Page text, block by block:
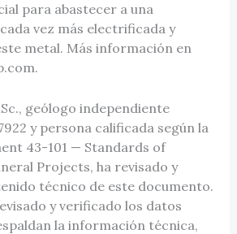
para abastecer a una
vez más electrificada y
metal. Más información en
geólogo independiente
y persona calificada según la
43-101 — Standards of
Projects, ha revisado y
técnico de este documento.
y verificado los datos
la información técnica,